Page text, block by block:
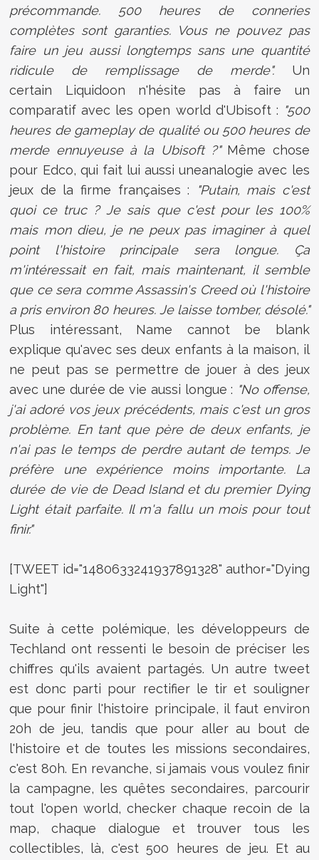
précommande. 500 heures de conneries
complètes sont garanties. Vous ne pouvez pas
faire un jeu aussi longtemps sans une quantité
ridicule de remplissage de merde". Un
certain Liquidoon n'hésite pas à faire un
comparatif avec les open world d'Ubisoft : "500
heures de gameplay de qualité ou 500 heures de
merde ennuyeuse à la Ubisoft ?" Même chose
pour Edco, qui fait lui aussi uneanalogie avec les
jeux de la firme françaises :
"Putain, mais c'est
quoi ce truc ? Je sais que c'est pour les 100%
mais mon dieu, je ne peux pas imaginer à quel
point l'histoire principale sera longue. Ça
m'intéressait en fait, mais maintenant, il semble
que ce sera comme Assassin's Creed où l'histoire
a pris environ 80 heures. Je laisse tomber, désolé."
Plus intéressant, Name cannot be blank
explique qu'avec ses deux enfants à la maison, il
ne peut pas se permettre de jouer à des jeux
avec une durée de vie aussi longue : "No offense,
j'ai adoré vos jeux précédents, mais c'est un gros
problème. En tant que père de deux enfants, je
n'ai pas le temps de perdre autant de temps. Je
préfère une expérience moins importante. La
durée de vie de Dead Island et du premier Dying
Light était parfaite. Il m'a fallu un mois pour tout
finir."
[TWEET id="1480633241937891328" author="Dying
Light"]
Suite à cette polémique, les développeurs de
Techland ont ressenti le besoin de préciser les
chiffres qu'ils avaient partagés. Un autre tweet
est donc parti pour rectifier le tir et souligner
que pour finir l'histoire principale, il faut environ
20h de jeu, tandis que pour aller au bout de
l'histoire et de toutes les missions secondaires,
c'est 80h. En revanche, si jamais vous voulez finir
la campagne, les quêtes secondaires, parcourir
tout l'open world, checker chaque recoin de la
map, chaque dialogue et trouver tous les
collectibles, là, c'est 500 heures de jeu. Et au